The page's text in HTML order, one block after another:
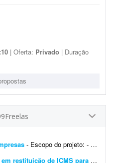
| Oferta: Privado | Duração
- Escopo do projeto: - Fechamento contábil de 10 empresas, período de janeiro a junho. - Entrega com contas conciliadas e composição de contas. - Empresas, majoritariament...
Profissional com experiência em restituição de ICMS para produtor rural